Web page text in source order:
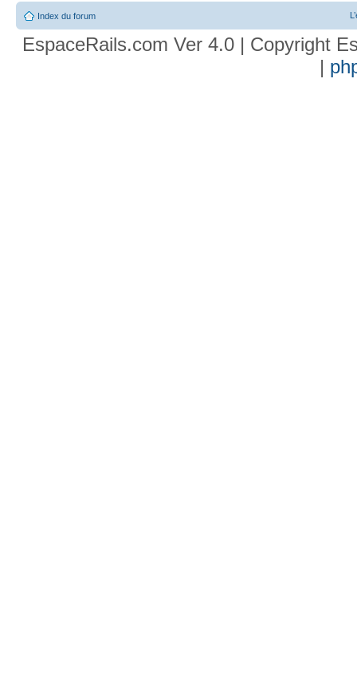
Index du forum
EspaceRails.com Ver 4.0 | Copyright
|